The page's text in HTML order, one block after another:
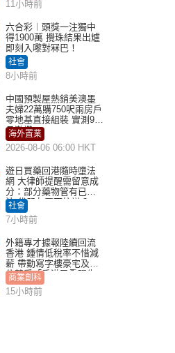
11小時前
六合彩︱頭獎一注獨中
得1900萬 攪珠結果出爐
即刻入嚟對冧巴！
社會
8小時前
中國預製屋熱銷美澳墨
夫婦22萬購750呎兩房戶
零地基直接組裝 實測9個
月激讚
海外置業
2026-08-06 06:00 HKT
遊日買藥回港隨時墮法
網 大律師提醒需留意成
分：部分藥物管有已違
法 代朋友買可抗辯？
社會
7小時前
外籍專才據報陸續回流
香港 鍾情低稅率不惜減
薪 帶動寫字樓豪宅及學
位競爭「香港已重現生
機」
商業創科
15小時前